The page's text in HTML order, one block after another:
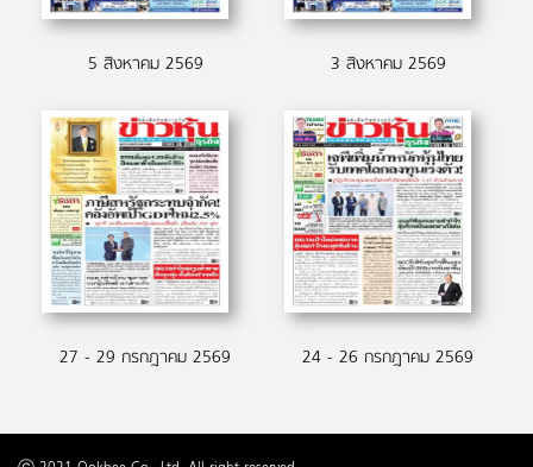
5 สิงหาคม 2569 3 สิงหาคม 2569
27 - 29 กรกฎาคม 2569 24 - 26 กรกฎาคม 2569